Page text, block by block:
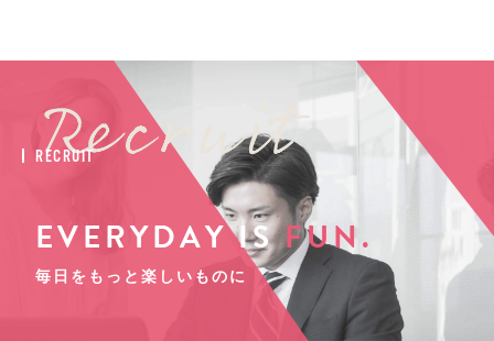
RECRUIT
EVERYDAY ISFUN.
毎日をもっと楽しいものに